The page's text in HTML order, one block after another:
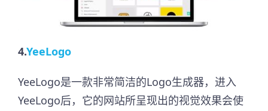
4.YeeLogo
YeeLogo是一款非常简洁的Logo生成器，进入
YeeLogo后，它的网站所呈现出的视觉效果会使